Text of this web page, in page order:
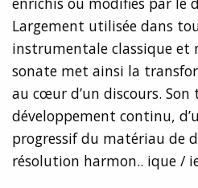
Largement utilisée dans
instrumentale classique et
sonate met ainsi la
au cœur d’un discours. Son
développement continu,
progressif du matériau de
résolution harmon.. ique /